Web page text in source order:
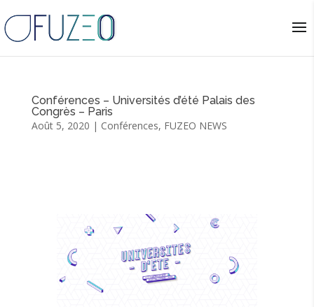
Conférences – Universités d’été Palais des
Congrès – Paris
Août 5, 2020 | Conférences, FUZEO NEWS